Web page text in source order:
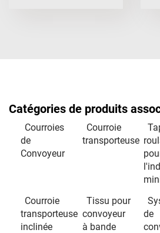
Catégories de produits
Courroies
de
Convoyeur
Courroie
transporteuse
Courroie
transporteuse
inclinée
Tissu pour
convoyeur
à bande
de